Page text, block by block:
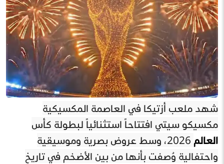
شهد ملعب أزتيكا في العاصمة المكسيكية
مكسيكو سيتي افتتاحاً استثنائياً لبطولة كأس
العالم
2026، وسط عروض بصرية وموسيقية
واحتفالية وُصفت بأنها من بين الأضخم في تاريخ